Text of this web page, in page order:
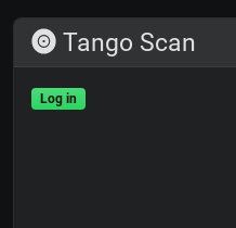
Tango Scan
Log in